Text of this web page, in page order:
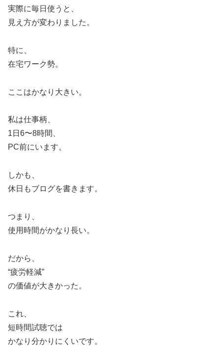
実際に毎日使うと、
見え方が変わりました。
特に、
在宅ワーク勢。
ここはかなり大きい。
私は仕事柄、
1日6〜8時間、
PC前にいます。
しかも、
休日もブログを書きます。
つまり、
使用時間がかなり長い。
だから、
“疲労軽減”
の価値が大きかった。
これ、
短時間試聴では
かなり分かりにくいです。